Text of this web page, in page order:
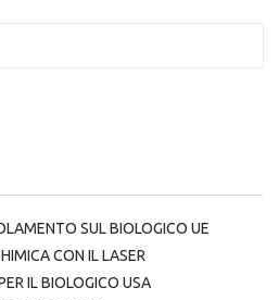
SUL BIOLOGICO UE
CON IL LASER
IL BIOLOGICO USA